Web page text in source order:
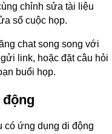
chỉnh sửa tài liệu
sổ cuộc họp.
chat song song với
link, hoặc đặt câu hỏi
buổi họp.
có ứng dụng di động